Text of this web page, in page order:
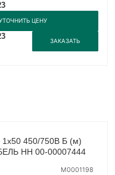
ЦЕНУ
ЗАКАЗАТЬ
450/750В Б (м)
НН 00-00007444
M0001198